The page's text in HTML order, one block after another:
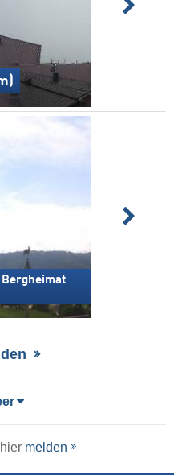
Bergheimat
melden